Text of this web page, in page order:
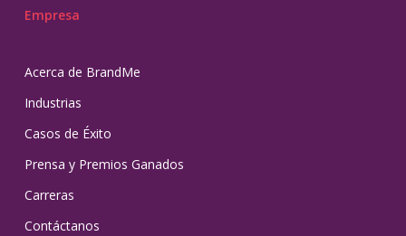
Empresa
Acerca de BrandMe
Industrias
Casos de Éxito
Prensa y Premios Ganados
Carreras
Contáctanos